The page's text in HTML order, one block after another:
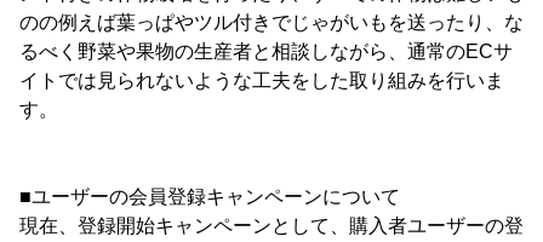
のの例えば葉っぱやツル付きでじゃがいもを送ったり、な
るべく野菜や果物の生産者と相談しながら、通常のECサ
イトでは見られないような工夫をした取り組みを行いま
す。
■ユーザーの会員登録キャンペーンについて
現在、登録開始キャンペーンとして、購入者ユーザーの登